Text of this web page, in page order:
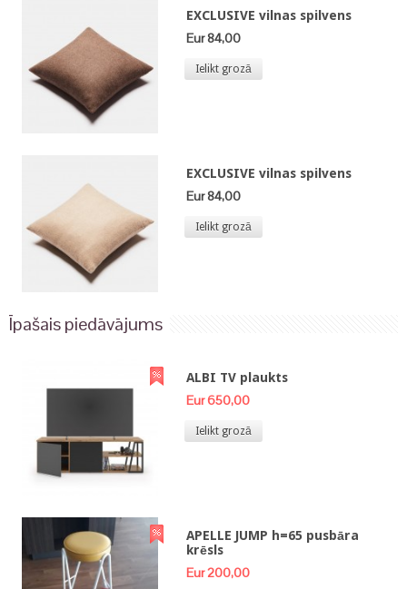
EXCLUSIVE vilnas spilvens
Eur 84,00
Ielikt grozā
EXCLUSIVE vilnas spilvens
Eur 84,00
Ielikt grozā
Īpašais piedāvājums
ALBI TV plaukts
Eur 650,00
Ielikt grozā
APELLE JUMP h=65 pusbāra
krēsls
Eur 200,00